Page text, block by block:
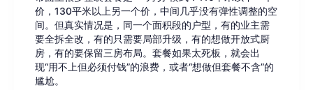
价，130平米以上另一个价，中间几乎没有弹性调整的空
间。但真实情况是，同一个面积段的户型，有的业主需
要全拆全改，有的只需要局部升级，有的想做开放式厨
房，有的要保留三房布局。套餐如果太死板，就会出
现“用不上但必须付钱”的浪费，或者“想做但套餐不含”的
尴尬。